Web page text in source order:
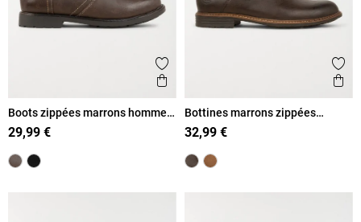
Ajouter aux favoris
Aperçu rapide
Boots zippées marrons homme
(40-45)
29,99 €
Bottines marrons zippées
homme (40-46)
32,99 €